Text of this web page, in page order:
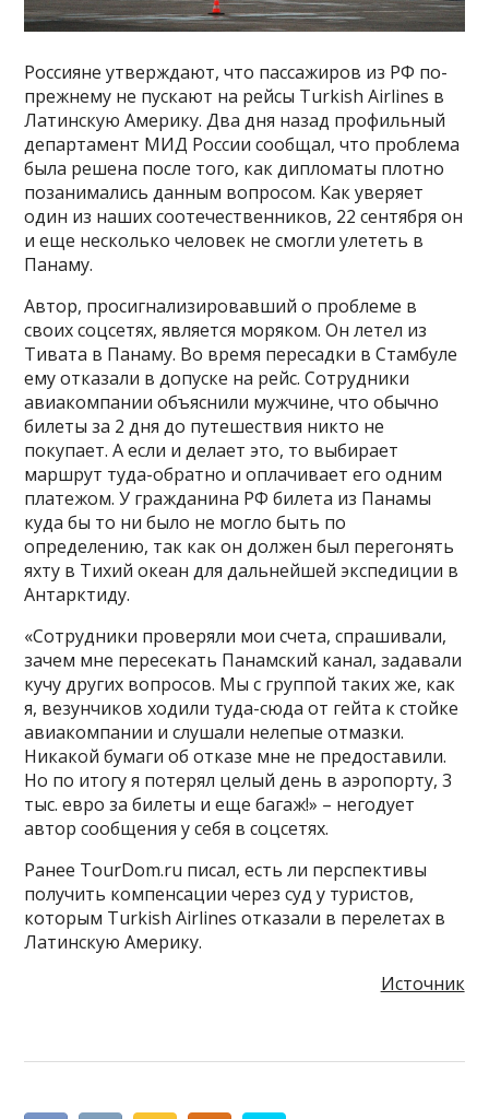
Россияне утверждают, что пассажиров из РФ по-
прежнему не пускают на рейсы Turkish Airlines в
Латинскую Америку. Два дня назад профильный
департамент МИД России сообщал, что проблема
была решена после того, как дипломаты плотно
позанимались данным вопросом. Как уверяет
один из наших соотечественников, 22 сентября он
и еще несколько человек не смогли улететь в
Панаму.
Автор, просигнализировавший о проблеме в
своих соцсетях, является моряком. Он летел из
Тивата в Панаму. Во время пересадки в Стамбуле
ему отказали в допуске на рейс. Сотрудники
авиакомпании объяснили мужчине, что обычно
билеты за 2 дня до путешествия никто не
покупает. А если и делает это, то выбирает
маршрут туда-обратно и оплачивает его одним
платежом. У гражданина РФ билета из Панамы
куда бы то ни было не могло быть по
определению, так как он должен был перегонять
яхту в Тихий океан для дальнейшей экспедиции в
Антарктиду.
«Сотрудники проверяли мои счета, спрашивали,
зачем мне пересекать Панамский канал, задавали
кучу других вопросов. Мы с группой таких же, как
я, везунчиков ходили туда-сюда от гейта к стойке
авиакомпании и слушали нелепые отмазки.
Никакой бумаги об отказе мне не предоставили.
Но по итогу я потерял целый день в аэропорту, 3
тыс. евро за билеты и еще багаж!» – негодует
автор сообщения у себя в соцсетях.
Ранее TourDom.ru писал, есть ли перспективы
получить компенсации через суд у туристов,
которым Turkish Airlines отказали в перелетах в
Латинскую Америку.
Источник